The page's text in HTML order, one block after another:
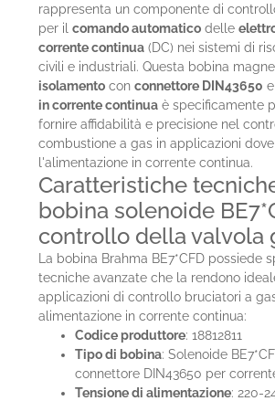
rappresenta un componente di
per ilcomando automatico delle
corrente continua (DC) nei sistemi di
civili e industriali. Questa bobina
isolamento conconnettore DIN43650
in corrente continua è specificamente
fornire affidabilità e precisione nel
combustione a gas in applicazioni
l'alimentazione in corrente continua.
Caratteristiche
bobina solenoide
controllo della valvola
La bobina Brahma BE7*CFD possiede
tecniche avanzate che la rendono
applicazioni di controllo bruciatori a
alimentazione in corrente continua:
Codice produttore: 18812811
Tipo di bobina: Solenoide
connettore DIN43650 per
Tensione di alimentazione: 220-